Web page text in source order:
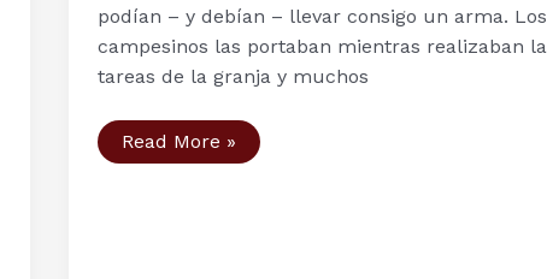
podían – y debían – llevar consigo un arma. Los
campesinos las portaban mientras realizaban
tareas de la granja y muchos
El
no
Read More »